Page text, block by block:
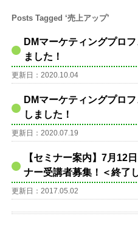
Posts Tagged ‘売上アップ’
DMマーケティングプロ
ました！
更新日：2020.10.04
DMマーケティングプロ
しました！
更新日：2020.07.19
【セミナー案内】7月12
ナー受講者募集！＜終了
更新日：2017.05.02